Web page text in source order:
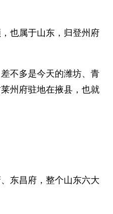
也属于山东，归登州府
不多是今天的潍坊、青
州府驻地在掖县，也就
东昌府，整个山东六大